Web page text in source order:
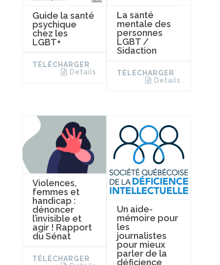
Guide la santé
psychique
chez les
LGBT+
TÉLÉCHARGER
Details
La santé
mentale des
personnes
LGBT /
Sidaction
TÉLÉCHARGER
Details
Violences,
femmes et
handicap :
dénoncer
l’invisible et
agir ! Rapport
du Sénat
TÉLÉCHARGER
Un aide-
mémoire pour
les
journalistes
pour mieux
parler de la
déficience